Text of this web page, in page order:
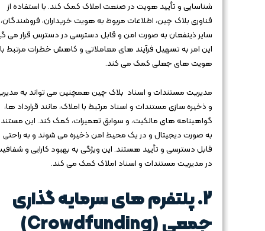
شناسایی و تأیید هویت در صنعت املاک کمک کند. با استفاده از
فناوری بلاک‌ چین، اطلاعات مربوط به هویت خریداران،
سایر ذینفعان به صورت امن و قابل دسترسی در دسترس قرار می‌
این امر به تسهیل فرآیند های معاملاتی و کاهش خطرات مرتبط با
هویت‌ های جعلی کمک می‌ کند.
مدیریت مستندات و اسناد بلاک‌ چین همچنین می‌ تواند به
و ذخیره‌ سازی مستندات و اسناد مرتبط با املاک، مانند قرارداد ها،
گواهینامه‌ های مالکیت، و سوابق تعمیرات، کمک کند. این
به صورت دیجیتال و در یک محیط امن ذخیره می‌ شوند و به راحتی
قابل دسترسی و تأیید هستند. این ویژگی به بهبود کارایی و
در مدیریت مستندات و اسناد املاک کمک می‌ کند.
2. پلتفرم‌ های سرمایه‌ گذاری
جمعی (Crowdfunding)